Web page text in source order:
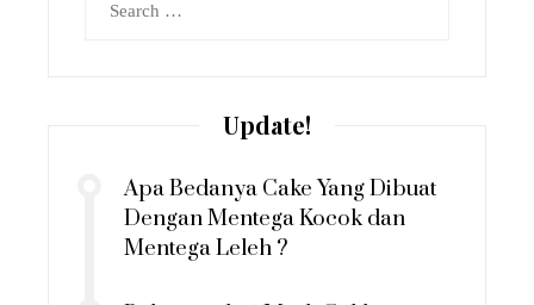
Update!
Apa Bedanya Cake Yang Dibuat
Dengan Mentega Kocok dan
Mentega Leleh ?